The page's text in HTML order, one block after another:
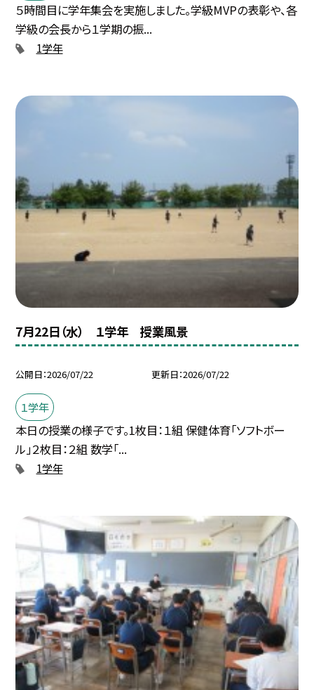
５時間目に学年集会を実施しました。学級MVPの表彰や、各
学級の会長から１学期の振...
1学年
7月22日（水） １学年 授業風景
公開日 2026/07/22 更新日 2026/07/22
１学年
本日の授業の様子です。1枚目：１組 保健体育「ソフトボー
ル」２枚目：２組 数学「...
1学年